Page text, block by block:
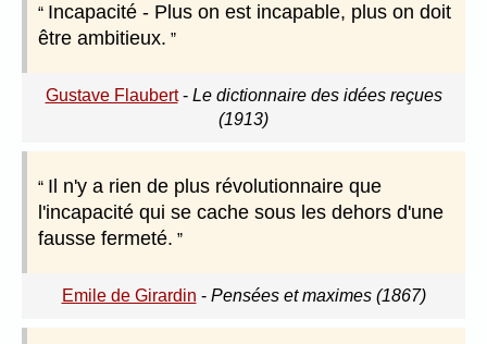
Incapacité - Plus on est incapable, plus on doit
être ambitieux.
Gustave Flaubert- Le dictionnaire des idées reçues
(1913)
Il n'y a rien de plus révolutionnaire que
l'incapacité qui se cache sous les dehors d'une
fausse fermeté.
Emile de Girardin - Pensées et maximes (1867)